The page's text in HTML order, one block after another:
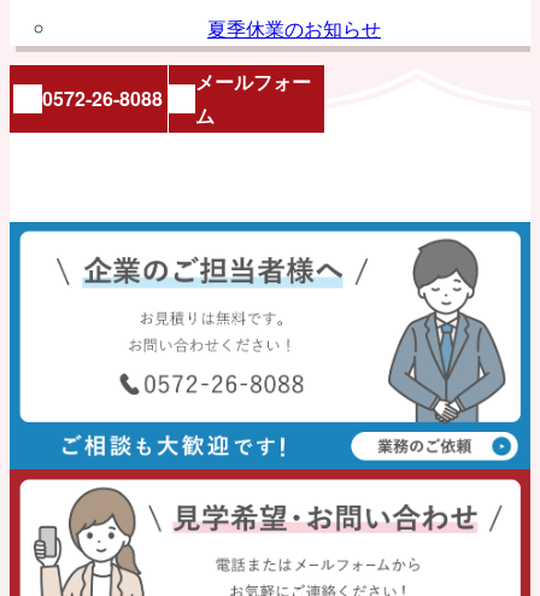
夏季休業のお知らせ
0572-26-8088
メールフォー
ム